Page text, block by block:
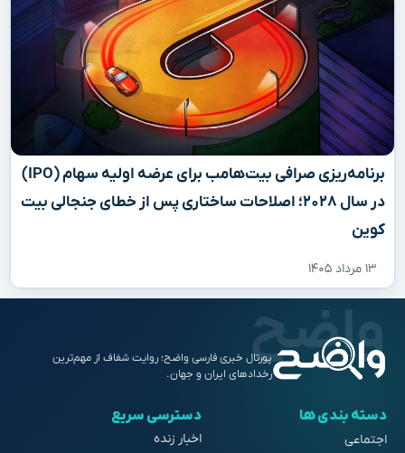
برنامه‌ریزی صرافی بیت‌هامب برای عرضه اولیه سهام (IPO)
در سال ۲۰۲۸؛ اصلاحات ساختاری پس از خطای جنجالی بیت
کوین
۱۳ مرداد ۱۴۰۵
پورتال خبری فارسی واضح؛ روایت شفاف از مهم‌ترین
رخدادهای ایران و جهان.
دسته بندی ها
اجتماعی
دسترسی سریع
اخبار زنده